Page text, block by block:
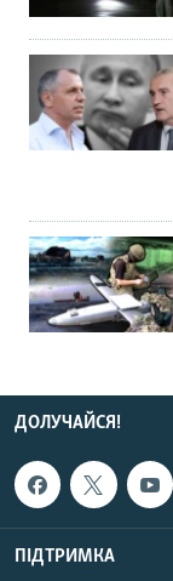
ДОЛУЧАЙСЯ!
ПІДТРИМКА